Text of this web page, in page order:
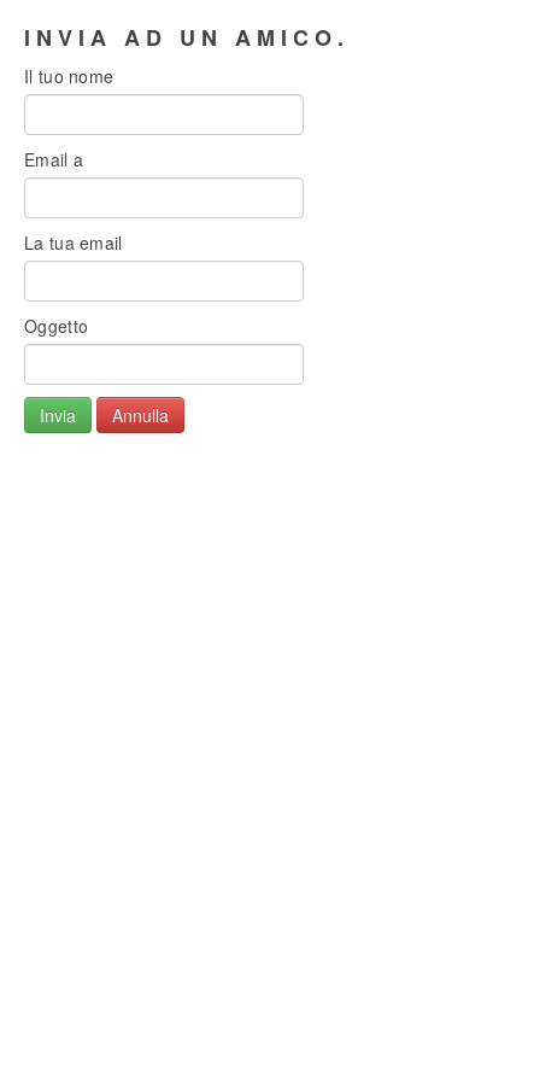
INVIA AD UN AMICO.
Il tuo nome
Email a
La tua email
Oggetto
Invia Annulla